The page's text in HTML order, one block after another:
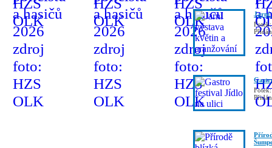
Jarní